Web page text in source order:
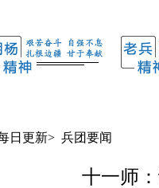
日更新> 兵团要闻
十一师